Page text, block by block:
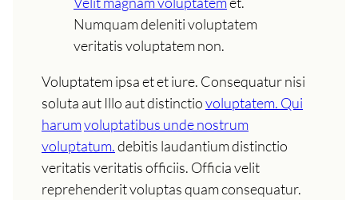
Numquam deleniti voluptatem
veritatis voluptatem non.
Voluptatem ipsa et et iure. Consequatur nisi
soluta aut Illo aut distinctiovoluptatem. Qui
harumvoluptatibus unde nostrum
voluptatum.debitis laudantium distinctio
veritatis veritatis officiis. Officia velit
reprehenderit voluptas quam consequatur.